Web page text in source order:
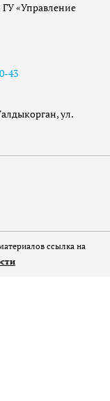
«Управление
43
ул.
ссылка на